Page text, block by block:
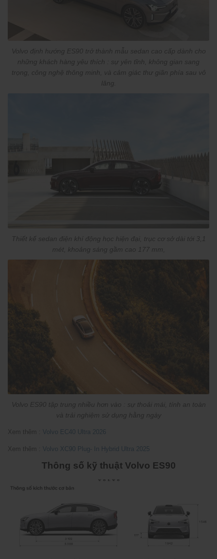
Volvo định hướng ES90 trở thành mẫu sedan cao cấp dành cho
những khách hàng yêu thích : sự yên tĩnh, không gian sang
trọng, công nghệ thông minh, và cảm giác thư giãn phía sau vô
lăng.
Thiết kế sedan điện khí động học hiện đại, trục cơ sở dài tới 3,1
mét, khoảng sáng gầm cao 177 mm,
Volvo ES90 tập trung nhiều hơn vào : sự thoải mái, tính an toàn
và trải nghiệm sử dụng hằng ngày
Xem thêm : Volvo EC40 Ultra 2026
Xem thêm : Volvo XC90 Plug- In Hybrid Ultra 2025
Thông số kỹ thuật Volvo ES90